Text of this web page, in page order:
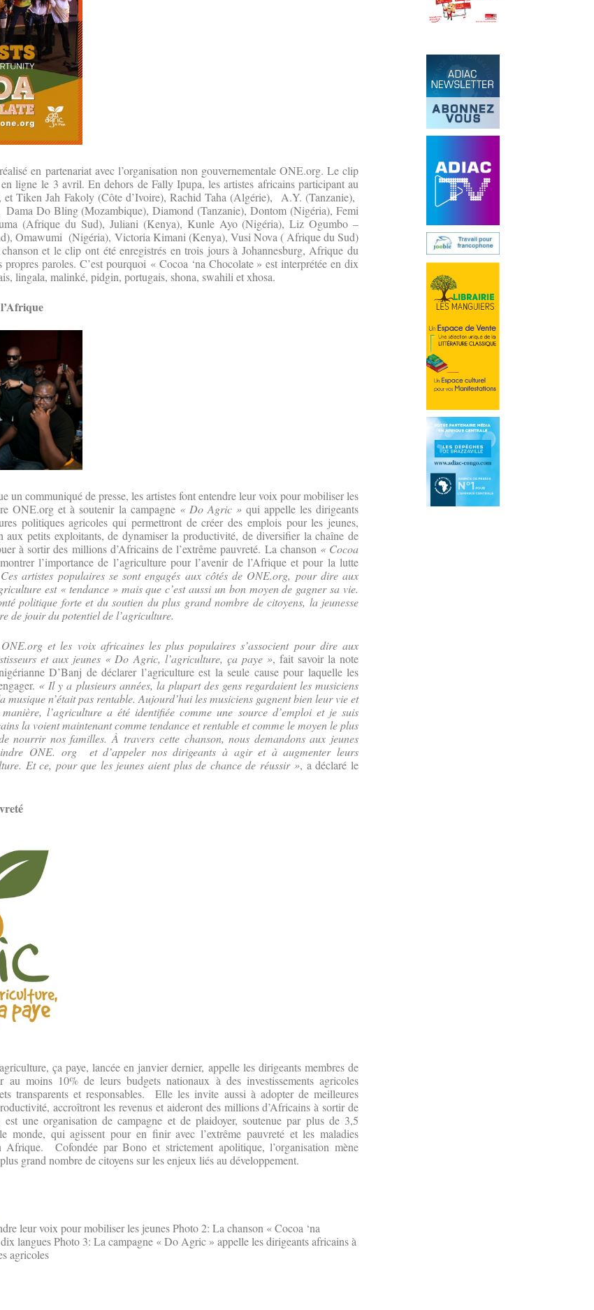
en partenariat avec l’organisation non gouvernementale ONE.org. Le clip
ligne le 3 avril. En dehors de Fally Ipupa, les artistes africains participant au
Tiken Jah Fakoly (Côte d’Ivoire), Rachid Taha (Algérie), A.Y. (Tanzanie),
Do Bling (Mozambique), Diamond (Tanzanie), Dontom (Nigéria), Femi
(Afrique du Sud), Juliani (Kenya), Kunle Ayo (Nigéria), Liz Ogumbo –
Omawumi (Nigéria), Victoria Kimani (Kenya), Vusi Nova ( Afrique du Sud)
et le clip ont été enregistrés en trois jours à Johannesburg, Afrique du
propres paroles. C’est pourquoi « Cocoa ‘na Chocolate » est interprétée en dix
lingala, malinké, pidgin, portugais, shona, swahili et xhosa.
un communiqué de presse, les artistes font entendre leur voix pour mobiliser les
ONE.org et à soutenir la campagne « Do Agric »qui appelle les dirigeants
politiques agricoles qui permettront de créer des emplois pour les jeunes,
aux petits exploitants, de dynamiser la productivité, de diversifier la chaîne de
à sortir des millions d’Africains de l’extrême pauvreté. La chanson « Cocoa
l’importance de l’agriculture pour l’avenir de l’Afrique et pour la lutte
artistes populaires se sont engagés aux côtés de ONE.org, pour dire aux
est « tendance » mais que c’est aussi un bon moyen de gagner sa vie.
politique forte et du soutien du plus grand nombre de citoyens, la jeunesse
de jouir du potentiel de l’agriculture.
et les voix africaines les plus populaires s’associent pour dire aux
et aux jeunes « Do Agric, l’agriculture, ça paye », fait savoir la note
D’Banj de déclarer l’agriculture est la seule cause pour laquelle les
« Il y a plusieurs années, la plupart des gens regardaient les musiciens
musique n’était pas rentable. Aujourd’hui les musiciens gagnent bien leur vie et
l’agriculture a été identifiée comme une source d’emploi et je suis
la voient maintenant comme tendance et rentable et comme le moyen le plus
nourrir nos familles. À travers cette chanson, nous demandons aux jeunes
ONE. org et d’appeler nos dirigeants à agir et à augmenter leurs
Et ce, pour que les jeunes aient plus de chance de réussir », a déclaré le
ça paye, lancée en janvier dernier, appelle les dirigeants membres de
au moins 10% de leurs budgets nationaux à des investissements agricoles
transparents et responsables. Elle les invite aussi à adopter de meilleures
accroîtront les revenus et aideront des millions d’Africains à sortir de
est une organisation de campagne et de plaidoyer, soutenue par plus de 3,5
monde, qui agissent pour en finir avec l’extrême pauvreté et les maladies
Afrique. Cofondée par Bono et strictement apolitique, l’organisation mène
grand nombre de citoyens sur les enjeux liés au développement.
leur voix pour mobiliser les jeunes Photo 2: La chanson « Cocoa ‘na
langues Photo 3: La campagne « Do Agric » appelle les dirigeants africains à
agricoles